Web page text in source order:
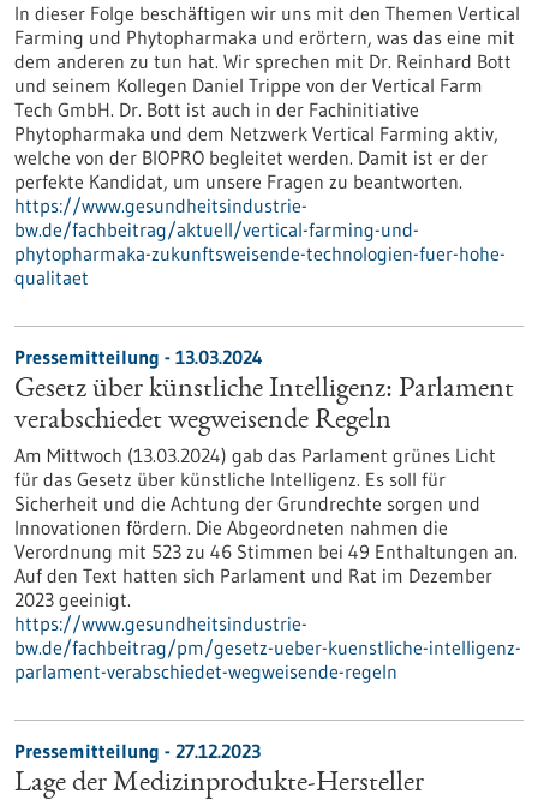
In dieser Folge beschäftigen wir uns mit den Themen Vertical
Farming und Phytopharmaka und erörtern, was das eine mit
dem anderen zu tun hat. Wir sprechen mit Dr. Reinhard Bott
und seinem Kollegen Daniel Trippe von der Vertical Farm
Tech GmbH. Dr. Bott ist auch in der Fachinitiative
Phytopharmaka und dem Netzwerk Vertical Farming aktiv,
welche von der BIOPRO begleitet werden. Damit ist er der
perfekte Kandidat, um unsere Fragen zu beantworten.
https://www.gesundheitsindustrie-
bw.de/fachbeitrag/aktuell/vertical-farming-und-
phytopharmaka-zukunftsweisende-technologien-fuer-hohe-
qualitaet
Pressemitteilung - 13.03.2024
Gesetz über künstliche Intelligenz: Parlament
verabschiedet wegweisende Regeln
Am Mittwoch (13.03.2024) gab das Parlament grünes Licht
für das Gesetz über künstliche Intelligenz. Es soll für
Sicherheit und die Achtung der Grundrechte sorgen und
Innovationen fördern. Die Abgeordneten nahmen die
Verordnung mit 523 zu 46 Stimmen bei 49 Enthaltungen an.
Auf den Text hatten sich Parlament und Rat im Dezember
2023 geeinigt.
https://www.gesundheitsindustrie-
bw.de/fachbeitrag/pm/gesetz-ueber-kuenstliche-intelligenz-
parlament-verabschiedet-wegweisende-regeln
Pressemitteilung - 27.12.2023
Lage der Medizinprodukte-Hersteller